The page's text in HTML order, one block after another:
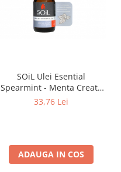
SOiL Ulei Esential
Spearmint - Menta Creata
100% Organic ECOCERT
33,76 Lei
ADAUGA IN COS